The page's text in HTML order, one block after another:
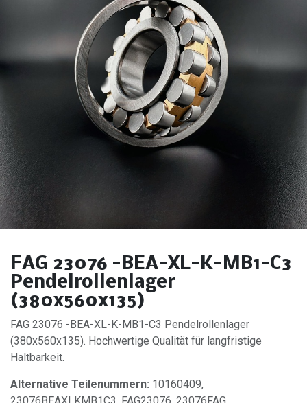
FAG 23076 -BEA-XL-K-MB1-C3
Pendelrollenlager
(380x560x135)
FAG 23076 -BEA-XL-K-MB1-C3 Pendelrollenlager
(380x560x135). Hochwertige Qualität für langfristige
Haltbarkeit.
Alternative Teilenummern: 10160409,